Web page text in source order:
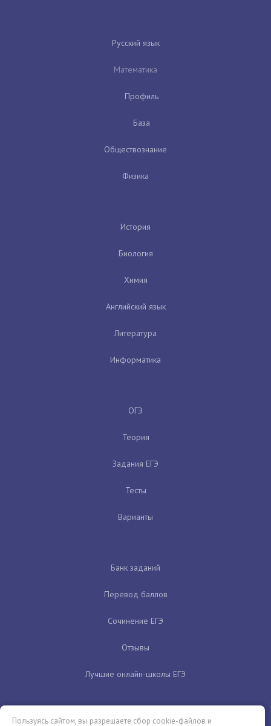
Русский язык
Математика
Профиль
База
Обществознание
Физика
История
Биология
Химия
Английский язык
Литература
Информатика
ОГЭ
Теория
Задания ЕГЭ
Тесты
Варианты
Банк заданий
Перевод баллов
Сочинение ЕГЭ
Отзывы
Лучшие онлайн-школы ЕГЭ
Пользуясь сайтом, вы разрешаете сбор cookie-файлов и